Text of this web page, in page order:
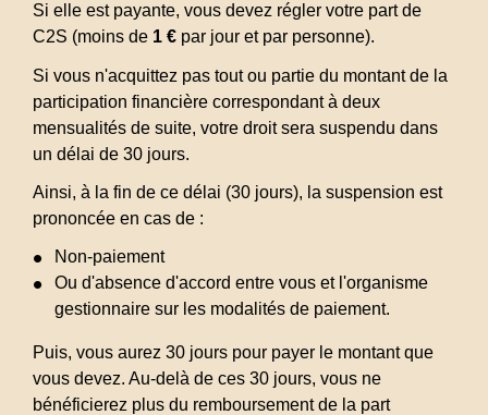
Si elle est payante, vous devez régler votre part de
C2S (moins de 1 € par jour et par personne).
Si vous n'acquittez pas tout ou partie du montant de la
participation financière correspondant à deux
mensualités de suite, votre droit sera suspendu dans
un délai de 30 jours.
Ainsi, à la fin de ce délai (30 jours), la suspension est
prononcée en cas de :
Non-paiement
Ou d'absence d'accord entre vous et l'organisme
gestionnaire sur les modalités de paiement.
Puis, vous aurez 30 jours pour payer le montant que
vous devez. Au-delà de ces 30 jours, vous ne
bénéficierez plus du remboursement de la part